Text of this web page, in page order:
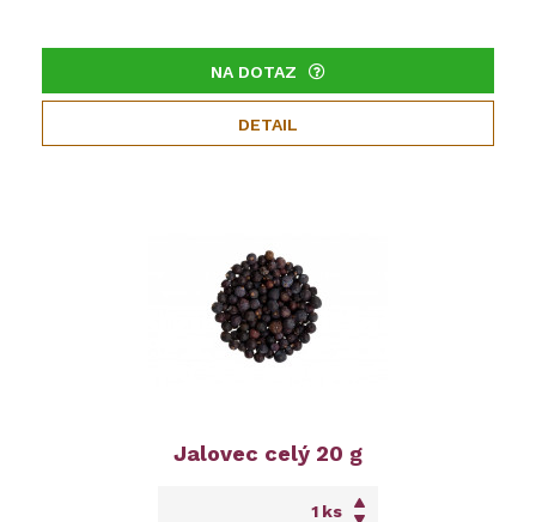
NA DOTAZ
DETAIL
Jalovec celý 20 g
ks